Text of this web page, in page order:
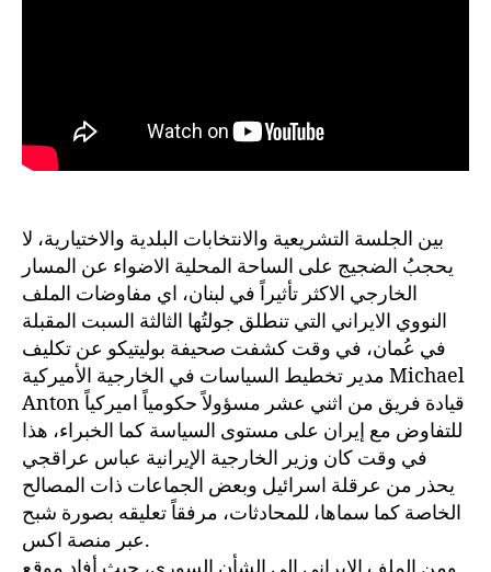
بين الجلسة التشريعية والانتخابات البلدية والاختيارية، لا
يحجبُ الضجيج على الساحة المحلية الاضواء عن المسار
الخارجي الاكثر تأثيراً في لبنان، اي مفاوضات الملف
النووي الايراني التي تنطلق جولتُها الثالثة السبت المقبلة
في عُمان، في وقت كشفت صحيفة بوليتيكو عن تكليف
مدير تخطيط السياسات في الخارجية الأميركية Michael
Anton قيادة فريق من اثني عشر مسؤولاً حكومياً اميركياً
للتفاوض مع إيران على مستوى السياسة كما الخبراء، هذا
في وقت كان وزير الخارجية الإيرانية عباس عراقجي
يحذر من عرقلة اسرائيل وبعض الجماعات ذات المصالح
الخاصة كما سماها، للمحادثات، مرفقاً تعليقه بصورة شبح
عبر منصة اكس.